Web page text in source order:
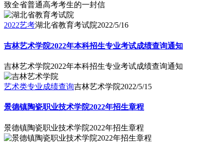
致全省普通高考考生的一封信
2022艺考湖北省教育考试院2022/5/16
吉林艺术学院2022年本科招生专业考试成绩查询通知
吉林艺术学院2022年本科招生专业考试成绩查询通知
艺术类专业成绩查询吉林艺术学院2022/5/15
景德镇陶瓷职业技术学院2022年招生章程
景德镇陶瓷职业技术学院2022年招生章程